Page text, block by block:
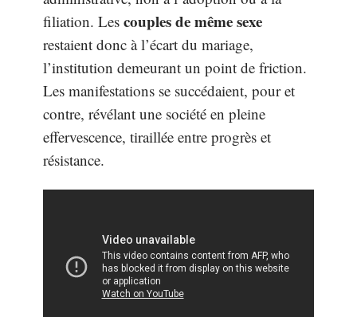
filiation. Les couples de même sexe
restaient donc à l’écart du mariage,
l’institution demeurant un point de friction.
Les manifestations se succédaient, pour et
contre, révélant une société en pleine
effervescence, tiraillée entre progrès et
résistance.